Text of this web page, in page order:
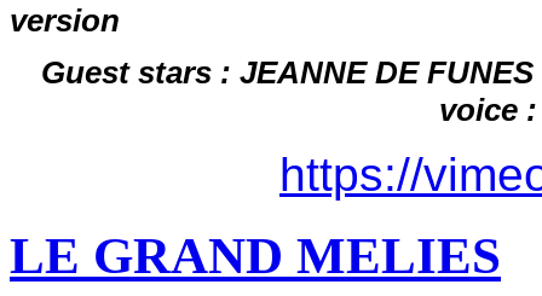
version
Guest stars : JEANNE DE
voice :
https://
LE GRAND MELIES